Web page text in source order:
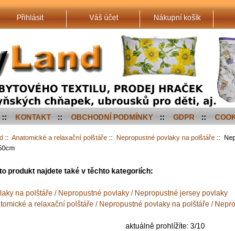
Přihlásit Váš účet Nákupní košík
:: KONTAKT :: OBCHODNÍ PODMÍNKY :: GDPR ::
:: Anatomické a relaxační polštáře :: Nepropustné povlaky na polštáře ::
produkt najdete také v těchto kategoriích:
na polštáře / Nepropustné povlaky / Nepropustné jersey povlaky
a relaxační polštáře / Nepropustné povlaky na polštáře /
aktuálně prohlížíte: 3/10